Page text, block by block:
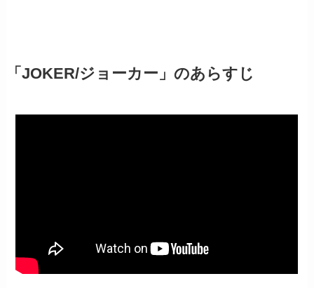
「JOKER/ジョーカー」のあらすじ